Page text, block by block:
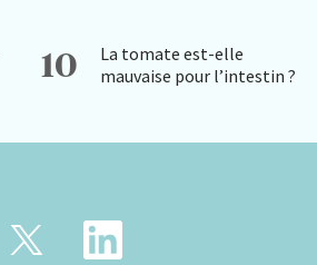
10
La tomate est-elle
mauvaise pour l’intestin ?